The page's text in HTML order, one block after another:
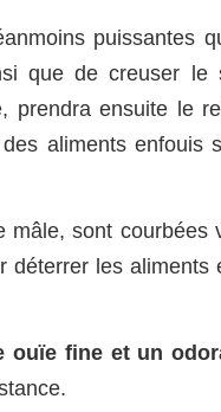
puissantes
que de creuser
prendra ensuite le
aliments enfouis
mâle, sont courbées
déterrer les aliments
ouïe fine et un